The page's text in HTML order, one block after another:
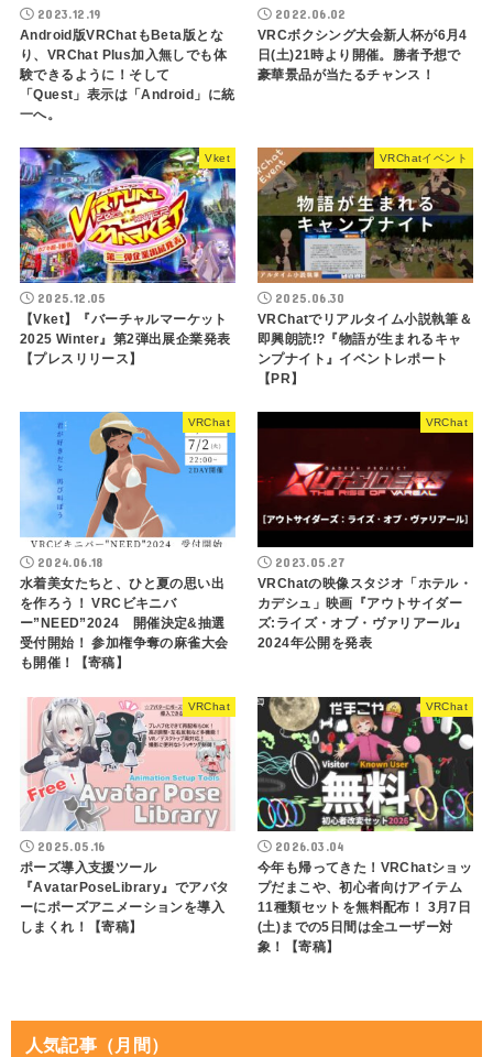
2023.12.19
Android版VRChatもBeta版とな
り、VRChat Plus加入無しでも体
験できるように！そして
「Quest」表示は「Android」に統
一へ。
2022.06.02
VRCボクシング大会新人杯が6月4
日(土)21時より開催。勝者予想で
豪華景品が当たるチャンス！
Vket
2025.12.05
【Vket】『バーチャルマーケット
2025 Winter』第2弾出展企業発表
【プレスリリース】
VRChatイベント
2025.06.30
VRChatでリアルタイム小説執筆＆
即興朗読!?『物語が生まれるキャ
ンプナイト』イベントレポート
【PR】
VRChat
2024.06.18
水着美女たちと、ひと夏の思い出
を作ろう！ VRCビキニバ
ー”NEED”2024 開催決定&抽選
受付開始！ 参加権争奪の麻雀大会
も開催！【寄稿】
VRChat
2023.05.27
VRChatの映像スタジオ「ホテル・
カデシュ」映画『アウトサイダー
ズ:ライズ・オブ・ヴァリアール』
2024年公開を発表
VRChat
2025.05.16
ポーズ導入支援ツール
『AvatarPoseLibrary』でアバタ
ーにポーズアニメーションを導入
しまくれ！【寄稿】
VRChat
2026.03.04
今年も帰ってきた！VRChatショッ
プだまこや、初心者向けアイテム
11種類セットを無料配布！ 3月7日
(土)までの5日間は全ユーザー対
象！【寄稿】
人気記事（月間）